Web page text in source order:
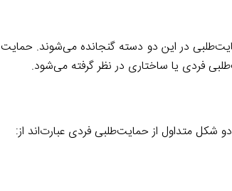
در این دو دسته گنجانده می‌شوند. حمایت
فردی یا ساختاری در نظر گرفته می‌شود.
متداول از حمایت‌طلبی فردی عبارت‌اند از: